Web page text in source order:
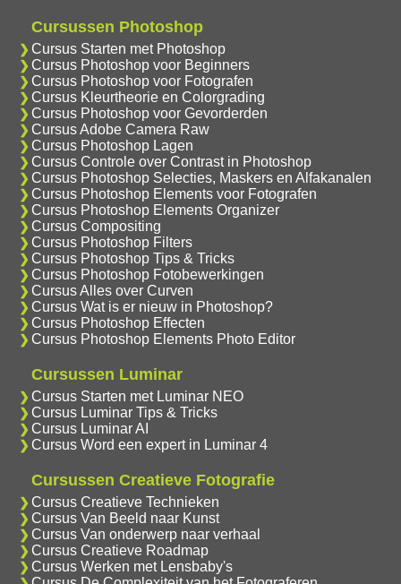
Cursussen Photoshop
Cursus Starten met Photoshop
Cursus Photoshop voor Beginners
Cursus Photoshop voor Fotografen
Cursus Kleurtheorie en Colorgrading
Cursus Photoshop voor Gevorderden
Cursus Adobe Camera Raw
Cursus Photoshop Lagen
Cursus Controle over Contrast in Photoshop
Cursus Photoshop Selecties, Maskers en Alfakanalen
Cursus Photoshop Elements voor Fotografen
Cursus Photoshop Elements Organizer
Cursus Compositing
Cursus Photoshop Filters
Cursus Photoshop Tips & Tricks
Cursus Photoshop Fotobewerkingen
Cursus Alles over Curven
Cursus Wat is er nieuw in Photoshop?
Cursus Photoshop Effecten
Cursus Photoshop Elements Photo Editor
Cursussen Luminar
Cursus Starten met Luminar NEO
Cursus Luminar Tips & Tricks
Cursus Luminar AI
Cursus Word een expert in Luminar 4
Cursussen Creatieve Fotografie
Cursus Creatieve Technieken
Cursus Van Beeld naar Kunst
Cursus Van onderwerp naar verhaal
Cursus Creatieve Roadmap
Cursus Werken met Lensbaby's